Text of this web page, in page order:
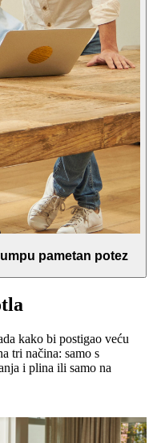
pametan potez
kako bi postigao veću
tri načina: samo s
i plina ili samo na